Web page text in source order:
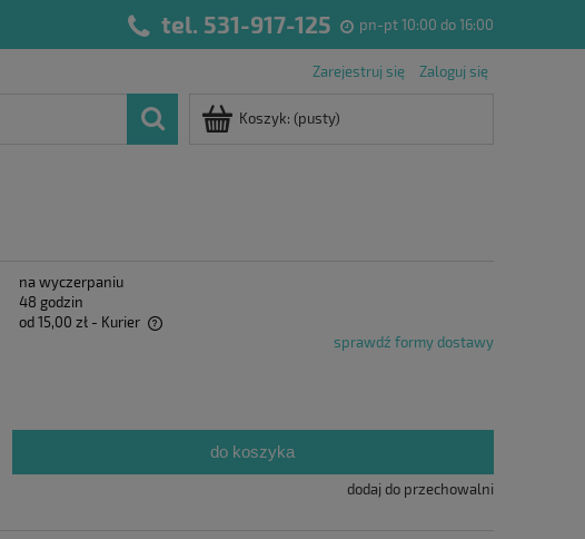
tel. 531-917-125 pn-pt 10:00 do 16:00
Zarejestruj się Zaloguj się
Koszyk: (pusty)
na wyczerpaniu
48 godzin
od 15,00 zł - Kurier
sprawdź formy dostawy
do koszyka
dodaj do przechowalni